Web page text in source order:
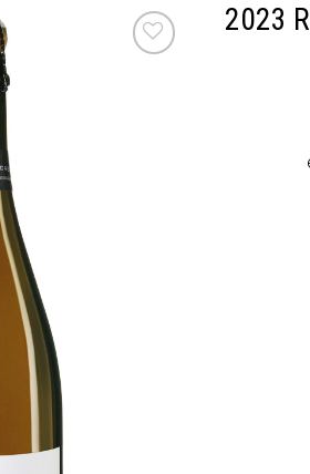
2023